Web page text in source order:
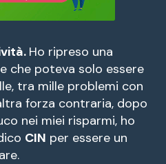
Ho ripreso una
che poteva solo essere
tra mille problemi con
forza contraria, dopo
nei miei risparmi, ho
CIN per essere un